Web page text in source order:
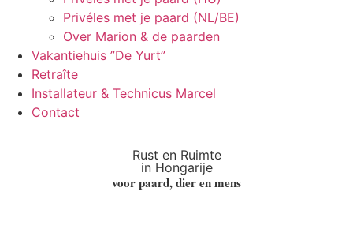
Privéles met je paard (NL/BE)
Over Marion & de paarden
Vakantiehuis ”De Yurt”
Retraîte
Installateur & Technicus Marcel
Contact
Rust en Ruimte
in Hongarije
voor paard, dier en mens